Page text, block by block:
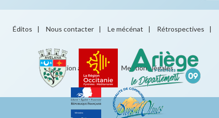
Éditos | Nous contacter | Le mécénat | Rétrospectives |
Éducation artistique Mentions légales